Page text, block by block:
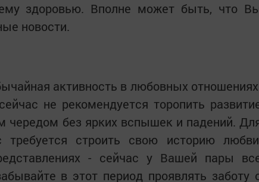
здоровью. Вполне может быть, что
новости.
активность в любовных
не рекомендуется торопить
чередом без ярких вспышек и падений.
требуется строить свою историю
- сейчас у Вашей пары
в этот период проявлять заботу